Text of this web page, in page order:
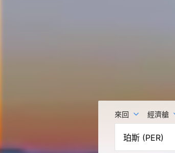
來回 經濟艙